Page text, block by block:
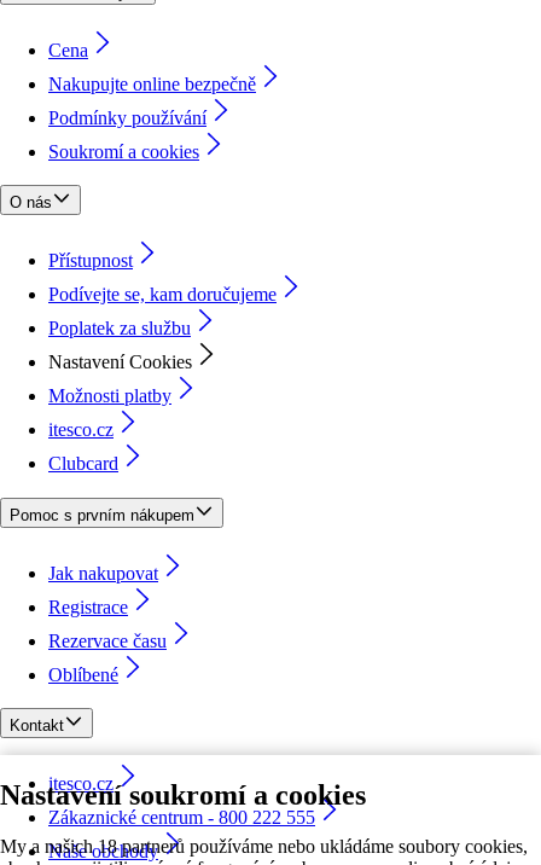
Nastavení soukromí a cookies
My a našich 18 partnerů používáme nebo ukládáme soubory cookies,
Cena
Nakupujte online bezpečně
Podmínky používání
Soukromí a cookies
O nás
Přístupnost
Podívejte se, kam doručujeme
Poplatek za službu
Nastavení Cookies
Možnosti platby
itesco.cz
Clubcard
Pomoc s prvním nákupem
Jak nakupovat
Registrace
Rezervace času
Oblíbené
Kontakt
itesco.cz
Zákaznické centrum - 800 222 555
Naše obchody